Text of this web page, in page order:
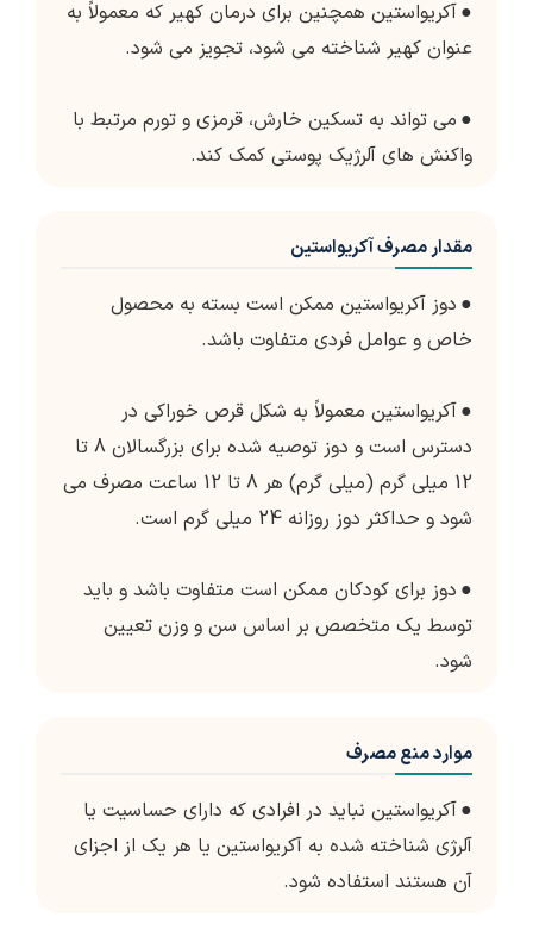
●آکریواستین همچنین برای درمان کهیر که معمولاً به
عنوان کهیر شناخته می شود، تجویز می شود.
● می تواند به تسکین خارش، قرمزی و تورم مرتبط با
واکنش های آلرژیک پوستی کمک کند.
مقدار مصرف آکریواستین
● دوز آکریواستین ممکن است بسته به محصول
خاص و عوامل فردی متفاوت باشد.
●آکریواستین معمولاً به شکل قرص خوراکی در
دسترس است و دوز توصیه شده برای بزرگسالان 8 تا
12 میلی گرم (میلی گرم) هر 8 تا 12 ساعت مصرف می
شود و حداکثر دوز روزانه 24 میلی گرم است.
● دوز برای کودکان ممکن است متفاوت باشد و باید
توسط یک متخصص بر اساس سن و وزن تعیین
شود.
موارد منع مصرف
●آکریواستین نباید در افرادی که دارای حساسیت یا
آلرژی شناخته شده به آکریواستین یا هر یک از اجزای
آن هستند استفاده شود.